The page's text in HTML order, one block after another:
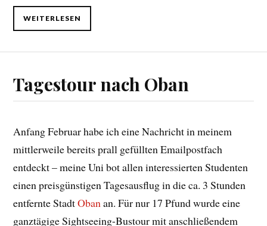
WEITERLESEN
Tagestour nach Oban
Anfang Februar habe ich eine Nachricht in meinem
mittlerweile bereits prall gefüllten Emailpostfach
entdeckt – meine Uni bot allen interessierten Studenten
einen preisgünstigen Tagesausflug in die ca. 3 Stunden
entfernte StadtObanan. Für nur 17 Pfund wurde eine
ganztägige Sightseeing-Bustour mit anschließendem